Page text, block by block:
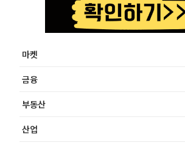
마켓
금융
부동산
산업